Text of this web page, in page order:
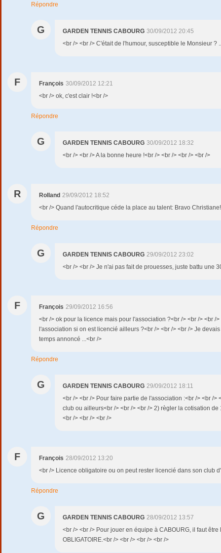
Répondre
G GARDEN TENNIS CABOURG 30/09/2012 20:45
<br /> <br /> C'était de l'humour, susceptible le Monsieur ?
F François 30/09/2012 12:21
<br /> ok, c'est clair !<br />
Répondre
G GARDEN TENNIS CABOURG 30/09/2012 18:32
<br /> <br /> A la bonne heure !<br /> <br /> <br /> <br />
R Rolland 29/09/2012 18:52
<br /> Quand l'autocritique céde la place au talent: Bravo
Répondre
G GARDEN TENNIS CABOURG 29/09/2012 23:02
<br /> <br /> Je n'ai pas fait de prouesses, juste battu une
F François 29/09/2012 16:56
<br /> ok pour la licence mais pour l'association ?<br /> <br /> <br /
l'association si on est licencié ailleurs ?<br /> <br /> <br /> Je
temps annoncé ...<br />
Répondre
G GARDEN TENNIS CABOURG 29/09/2012 18:11
<br /> <br /> Pour faire partie de l'association :<br /> <br />
club ou ailleurs<br /> <br /> <br /> 2) règler la cotisation
<br /> <br /> <br />
F François 28/09/2012 13:20
<br /> Licence obligatoire ou on peut rester licencié dans son club
Répondre
G GARDEN TENNIS CABOURG 28/09/2012 13:57
<br /> <br /> Pour jouer en équipe à CABOURG, il faut être
OBLIGATOIRE.<br /> <br /> <br /> <br />